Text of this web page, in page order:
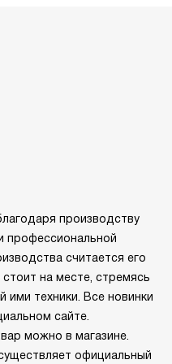
производству
профессиональной
считается его
на месте, стремясь
ими техники. Все новинки
сайте.
можно в магазине.
официальный